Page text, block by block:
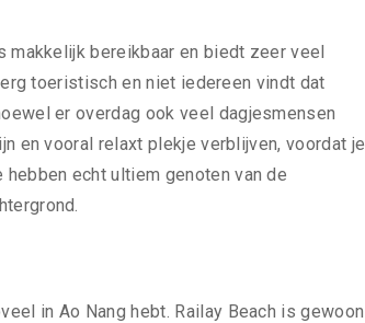
makkelijk bereikbaar en biedt zeer veel
toeristisch en niet iedereen vindt dat
er overdag ook veel dagjesmensen
en vooral relaxt plekje verblijven, voordat je
echt ultiem genoten van de
in Ao Nang hebt. Railay Beach is gewoon